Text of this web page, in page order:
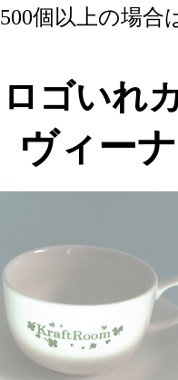
500個以上の場合
ロゴいれ
ヴィー